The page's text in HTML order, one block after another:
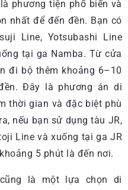
phương tiện phổ biến và
nhất để đến đền. Bạn có
Line, Yotsubashi Line
tại ga Namba. Từ cửa
đi bộ thêm khoảng 6–10
Đây là phương án di
thời gian và đặc biệt phù
nếu bạn sử dụng tàu JR,
Line và xuống tại ga JR
5 phút là đến nơi.
là một lựa chọn di